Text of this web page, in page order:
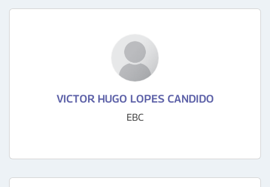
VICTOR HUGO LOPES CANDIDO
EBC